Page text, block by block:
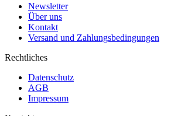
Newsletter
Über uns
Kontakt
Versand und Zahlungsbedingungen
Rechtliches
Datenschutz
AGB
Impressum